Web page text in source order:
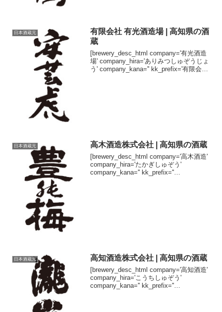
日本酒蔵元
有限会社 有光酒造場 | 高知県の酒
蔵
[brewery_desc_html company='有光酒造
場' company_hira='ありみつしゅぞうじょ
う' company_kana='' kk_prefix='有限会社
日本酒蔵元 高木酒造株式会社 | 高知県の酒蔵
[brewery_desc_html company='高木酒造'
company_hira='たかぎしゅぞう'
company_kana='' kk_prefix=''
日本酒蔵元 高知酒造株式会社 | 高知県の酒蔵
[brewery_desc_html company='高知酒造'
company_hira='こうちしゅぞう'
company_kana='' kk_prefix=''